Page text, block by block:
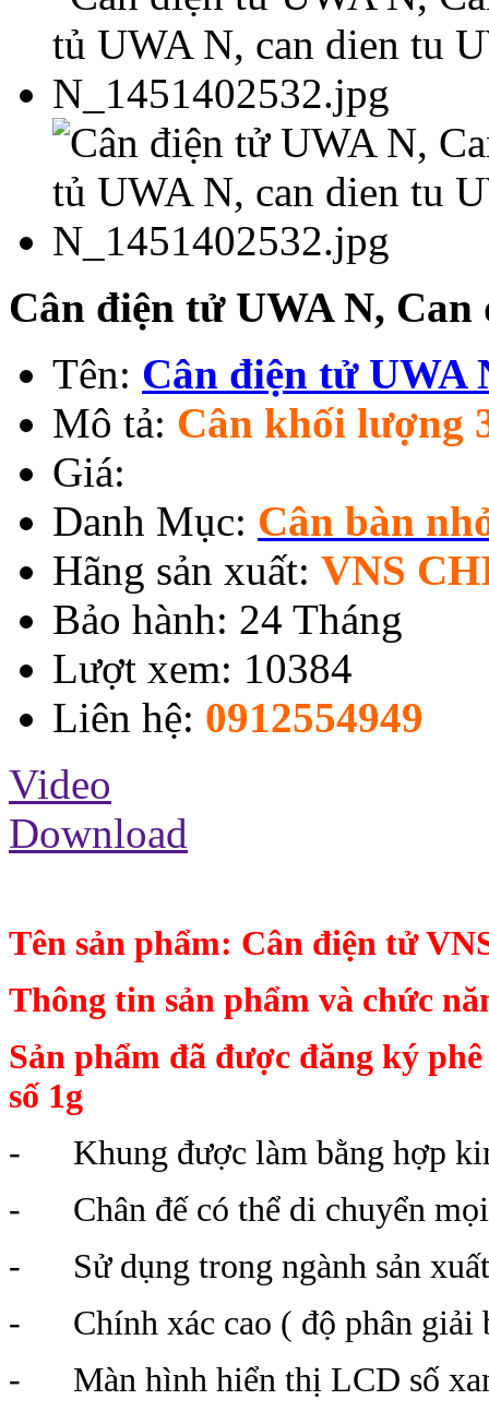
Cân điện tử UWA N,
Tên: Cân điện tử UWA
Mô tả: Cân khối lượng
Giá:
Danh Mục: Cân bàn
Hãng sản xuất: VNS
Bảo hành: 24 Tháng
Lượt xem: 10384
Liên hệ: 0912554949
Video
Download
Tên sản phẩm: Cân điện tử
Thông tin sản phẩm và chức
Sản phẩm đã được đăng ký
số 1g
- Khung được làm bằng hợp
- Chân đế có thể di chuyển mọi
- Sử dụng trong ngành sản
- Chính xác cao ( độ phân giải
- Màn hình hiển thị LCD số